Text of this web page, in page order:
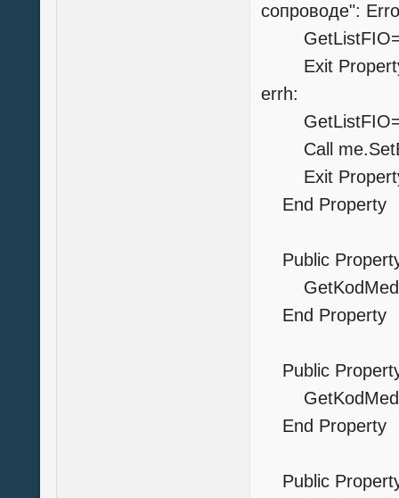
сопроводе":
Exit
errh:
Call
Exit
End Property
Public
End Property
Public
End Property
Public